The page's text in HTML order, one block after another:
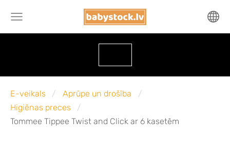
E-veikals
Aprūpe un drošība
Higiēnas preces
Tommee Tippee Twist and Click ar 6 kasetēm